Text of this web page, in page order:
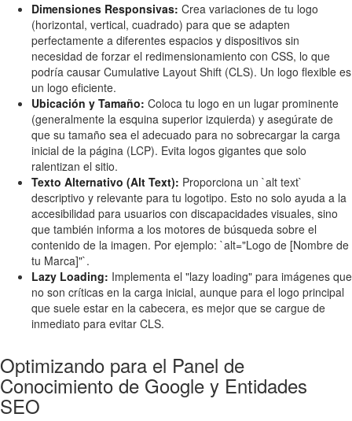
Dimensiones Responsivas: Crea variaciones de tu logo
(horizontal, vertical, cuadrado) para que se adapten
perfectamente a diferentes espacios y dispositivos sin
necesidad de forzar el redimensionamiento con CSS, lo que
podría causar Cumulative Layout Shift (CLS). Un logo flexible es
un logo eficiente.
Ubicación y Tamaño: Coloca tu logo en un lugar prominente
(generalmente la esquina superior izquierda) y asegúrate de
que su tamaño sea el adecuado para no sobrecargar la carga
inicial de la página (LCP). Evita logos gigantes que solo
ralentizan el sitio.
Texto Alternativo (Alt Text): Proporciona un `alt text`
descriptivo y relevante para tu logotipo. Esto no solo ayuda a la
accesibilidad para usuarios con discapacidades visuales, sino
que también informa a los motores de búsqueda sobre el
contenido de la imagen. Por ejemplo: `alt="Logo de [Nombre de
tu Marca]"`.
Lazy Loading: Implementa el "lazy loading" para imágenes que
no son críticas en la carga inicial, aunque para el logo principal
que suele estar en la cabecera, es mejor que se cargue de
inmediato para evitar CLS.
Optimizando para el Panel de
Conocimiento de Google y Entidades
SEO